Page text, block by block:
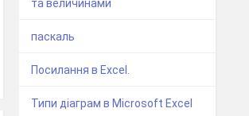
та величинами
паскаль
Посилання в Excel.
Типи діаграм в Microsoft Excel